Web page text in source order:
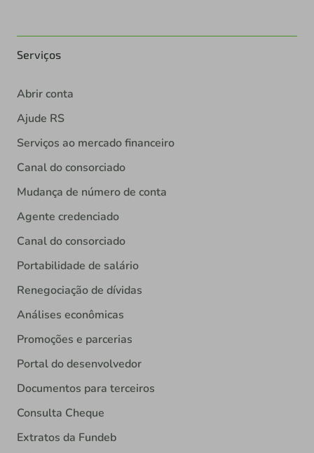
Serviços
Abrir conta
Ajude RS
Serviços ao mercado financeiro
Canal do consorciado
Mudança de número de conta
Agente credenciado
Canal do consorciado
Portabilidade de salário
Renegociação de dívidas
Análises econômicas
Promoções e parcerias
Portal do desenvolvedor
Documentos para terceiros
Consulta Cheque
Extratos da Fundeb